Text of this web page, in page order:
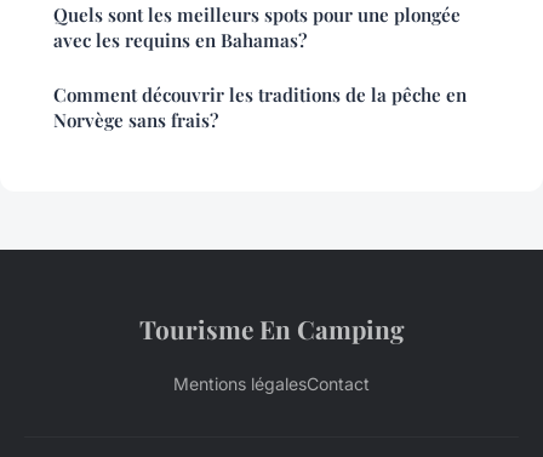
Quels sont les meilleurs spots pour une plongée
avec les requins en Bahamas?
Comment découvrir les traditions de la pêche en
Norvège sans frais?
Tourisme En Camping
Mentions légalesContact